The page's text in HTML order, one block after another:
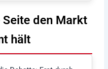
den Markt
hält